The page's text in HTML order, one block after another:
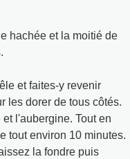
hachée et la moitié de
et faites-y revenir
les dorer de tous côtés.
l'aubergine. Tout en
tout environ 10 minutes.
la fondre puis